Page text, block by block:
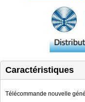
Caractéristiques
Télécommande nouvelle